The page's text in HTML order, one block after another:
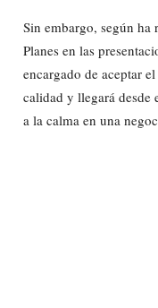
Sin embargo, según
Planes en las
encargado de aceptar
calidad y llegará desde
a la calma en una